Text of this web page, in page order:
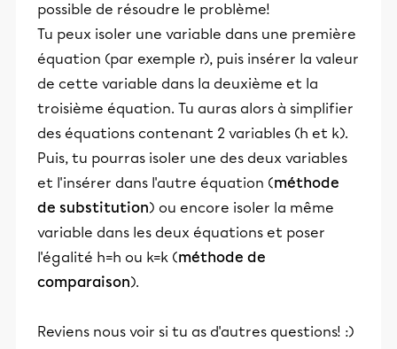
possible de résoudre le problème!
Tu peux isoler une variable dans une première
équation (par exemple r), puis insérer la valeur
de cette variable dans la deuxième et la
troisième équation. Tu auras alors à simplifier
des équations contenant 2 variables (h et k).
Puis, tu pourras isoler une des deux variables
et l'insérer dans l'autre équation (méthode
de substitution) ou encore isoler la même
variable dans les deux équations et poser
l'égalité h=h ou k=k (méthode de
comparaison).
Reviens nous voir si tu as d'autres questions! :)